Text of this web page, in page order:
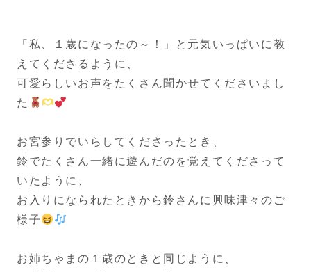
「私、１歳になったの～！」と元気いっぱいに教
えてくださるように、
可愛らしいお声をたくさん聞かせてくださいまし
た
お宮参りでいらしてくださったとき、
鈴でたくさん一緒に遊んだのを覚えてくださって
いたように、
お入りになられたときから鈴さんに興味津々のご
様子
お姉ちゃまの１歳のときと同じように、